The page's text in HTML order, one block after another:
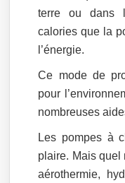
terre ou dans
calories que la
l’énergie.
Ce mode de
pour
nombreuses
Les pompes à
plaire. Mais quel
aérothermie,